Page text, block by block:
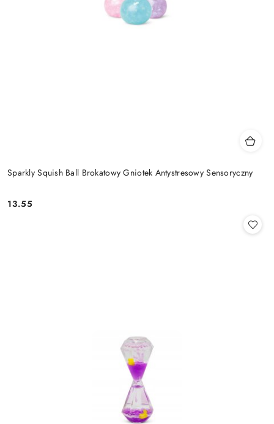
Sparkly Squish Ball Brokatowy Gniotek Antystresowy Sensoryczny
Cena:
13.55